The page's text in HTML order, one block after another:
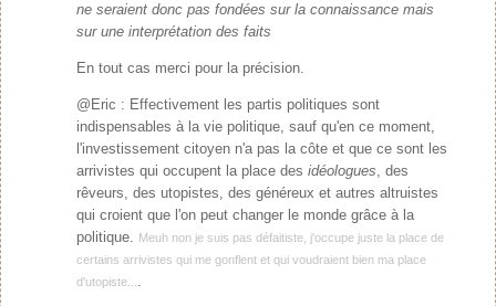
ne seraient donc pas fondées sur la connaissance mais
sur une interprétation des faits
En tout cas merci pour la précision.
@Eric : Effectivement les partis politiques sont
indispensables à la vie politique, sauf qu'en ce moment,
l'investissement citoyen n'a pas la côte et que ce sont les
arrivistes qui occupent la place des idéologues, des
rêveurs, des utopistes, des généreux et autres altruistes
qui croient que l'on peut changer le monde grâce à la
politique. Meuh non je suis pas défaitiste, j'occupe juste la place de
certains arrivistes qui me gonflent et qui voudraient bien ma place
d'utopiste...
.